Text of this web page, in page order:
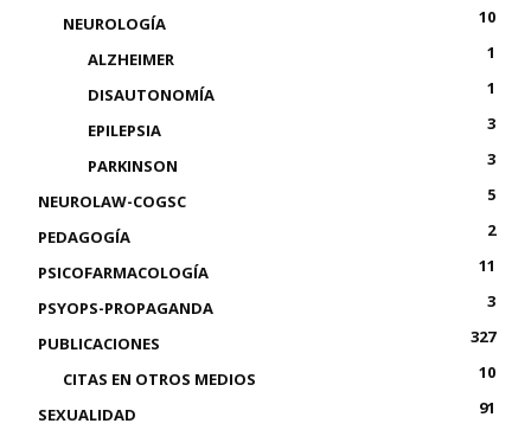
NEUROLOGÍA
10
ALZHEIMER
1
DISAUTONOMÍA
1
EPILEPSIA
3
PARKINSON
3
NEUROLAW-COGSC
5
PEDAGOGÍA
2
PSICOFARMACOLOGÍA
11
PSYOPS-PROPAGANDA
3
PUBLICACIONES
327
CITAS EN OTROS MEDIOS
10
SEXUALIDAD
91